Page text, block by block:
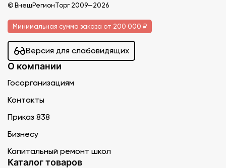
© ВнешРегионТорг 2009—2026
Минимальная сумма заказа от 200 000 ₽
Версия для слабовидящих
О компании
Госорганизациям
Контакты
Приказ 838
Бизнесу
Капитальный ремонт школ
Каталог товаров